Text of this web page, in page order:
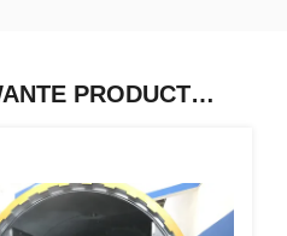
VERWANTE PRODUCTEN